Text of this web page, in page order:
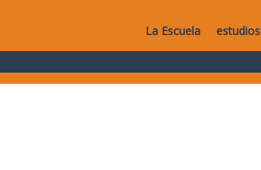
La Escuela estudios